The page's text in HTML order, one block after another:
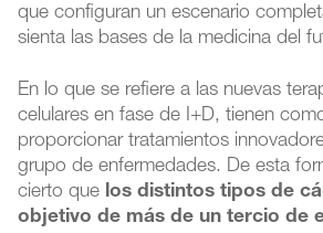
que configuran un escenario
sienta las bases de la medicina del
En lo que se refiere a las nuevas
celulares en fase de I+D, tienen
proporcionar tratamientos
grupo de enfermedades. De esta
cierto que los distintos tipos de
objetivo de más de un tercio de